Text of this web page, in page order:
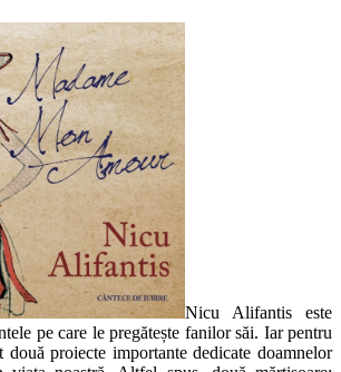
Nicu Alifantis este
pe care le pregătește fanilor săi. Iar pentru
două proiecte importante dedicate doamnelor